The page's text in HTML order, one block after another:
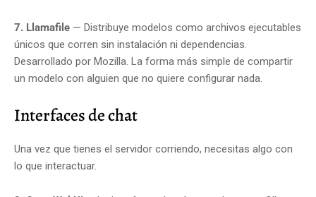
7. Llamafile — Distribuye modelos como archivos ejecutables
únicos que corren sin instalación ni dependencias.
Desarrollado por Mozilla. La forma más simple de compartir
un modelo con alguien que no quiere configurar nada.
Interfaces de chat
Una vez que tienes el servidor corriendo, necesitas algo con
lo que interactuar.